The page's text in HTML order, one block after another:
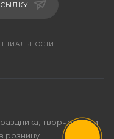
творчества и
розницу